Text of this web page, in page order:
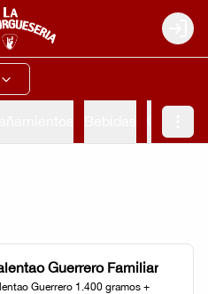
Login
Guerrero Familiar
Guerrero 1.400 gramos +